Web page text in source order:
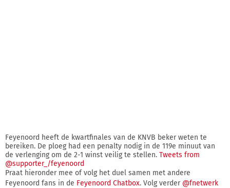
Feyenoord heeft de kwartfinales van de KNVB beker weten te
bereiken. De ploeg had een penalty nodig in de 119e minuut van
de verlenging om de 2-1 winst veilig te stellen. Tweets from
@supporter_/feyenoord
Praat hieronder mee of volg het duel samen met andere
Feyenoord fans in de Feyenoord Chatbox. Volg verder @fnetwerk